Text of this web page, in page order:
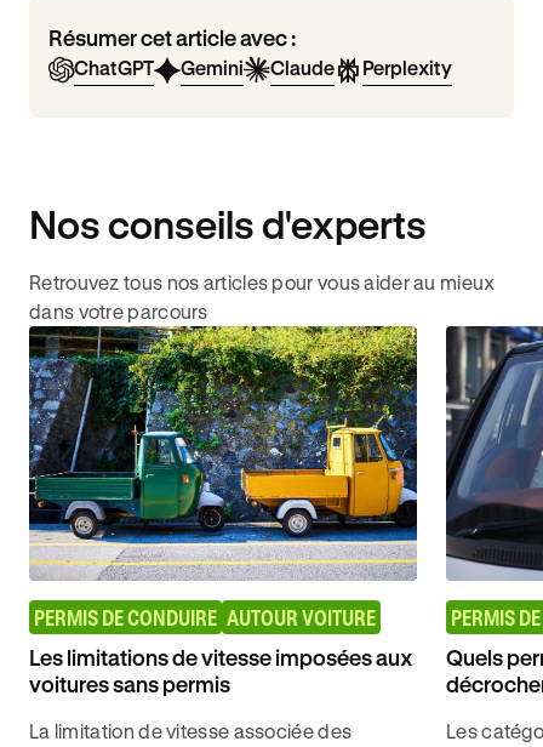
Résumer cet article avec :
ChatGPT Gemini Claude Perplexity
Nos conseils d'experts
Retrouvez tous nos articles pour vous aider au mieux
dans votre parcours
PERMIS DE CONDUIRE AUTOUR VOITURE
Les limitations de vitesse imposées aux
voitures sans permis
La limitation de vitesse associée des
PERMIS
Quels
Les